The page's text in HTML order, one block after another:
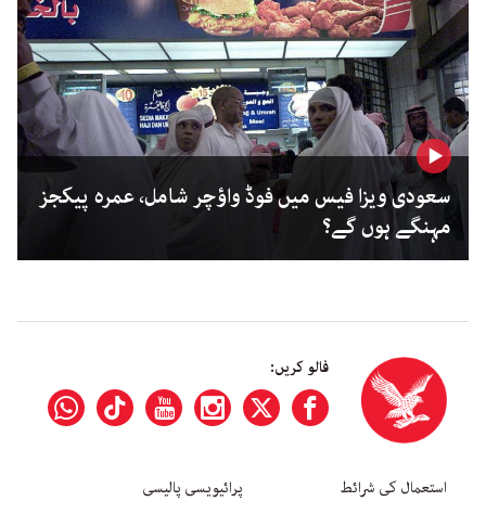
سعودی ویزا فیس میں فوڈ واؤچر شامل، عمرہ پیکجز
مہنگے ہوں گے؟
فالو کریں:
استعمال کی شرائط پرائیویسی پالیسی